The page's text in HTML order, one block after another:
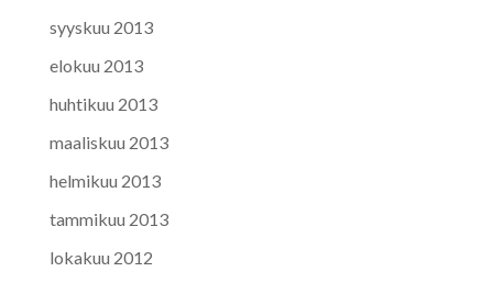
syyskuu 2013
elokuu 2013
huhtikuu 2013
maaliskuu 2013
helmikuu 2013
tammikuu 2013
lokakuu 2012